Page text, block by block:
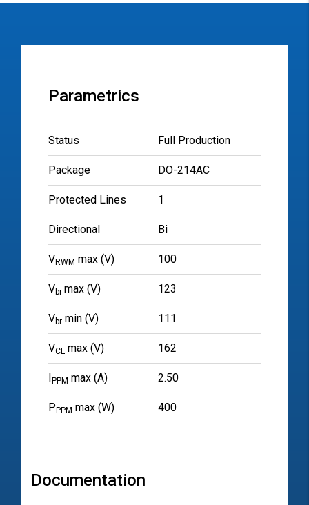
Parametrics
Status Full Production
Package DO-214AC
Protected Lines 1
Directional Bi
VRWM max (V) 100
Vbr max (V) 123
Vbr min (V) 111
VCL max (V) 162
PPM max (A) 2.50
P PPM max (W) 400
Documentation